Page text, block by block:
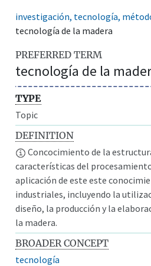
investigación, tecnología,
tecnología de la madera
PREFERRED TERM
tecnología de la
TYPE
Topic
DEFINITION
Concocimiento de la
características del
aplicación de este este
industriales, incluyendo la
diseño, la producción y la
la madera.
BROADER CONCEPT
tecnología